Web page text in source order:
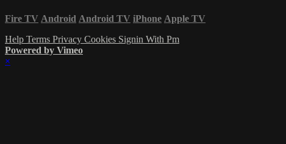
Fire TV Android Android TV iPhone Apple TV
Help Terms Privacy Cookies Signin With Pm
Powered by Vimeo
×